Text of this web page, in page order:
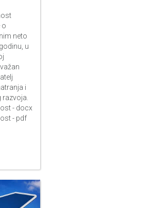
o
neto
u
i
razvoja.
- docx
- pdf